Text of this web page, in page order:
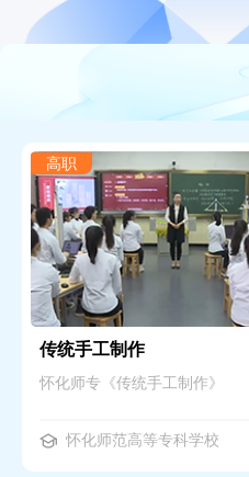
传统手工制作
怀化师专《传统手工制作》
怀化师范高等专科学校
高职